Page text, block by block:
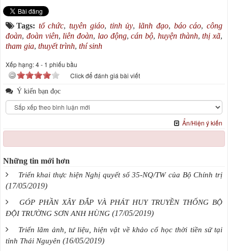
Tags: tổ chức,tuyên giáo, tỉnh ủy, lãnh đạo, báo cáo,công
đoàn, đoàn viên, liên đoàn, lao động,cán bộ, huyện thành,thị xã,
tham gia, thuyết trình, thí sinh
Xếp hạng:4- 1 phiếu bầu
Click để đánh giá bài viết
Ý kiến bạn đọc
Ẩn/Hiện ý kiến
Những tin mới hơn
Triển khai thực hiện Nghị quyết số 35-NQ/TW của Bộ Chính trị
(17/05/2019)
GÓP PHẦN XÂY ĐẮP VÀ PHÁT HUY TRUYỀN THỐNG BỘ
ĐỘI TRƯỜNG SƠN ANH HÙNG (17/05/2019)
Triển lãm ảnh, tư liệu, hiện vật về khảo cổ học thời tiền sử tại
tỉnh Thái Nguyên (16/05/2019)